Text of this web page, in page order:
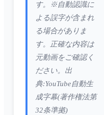
す。※自動認識に
よる誤字が含まれ
る場合がありま
す。正確な内容は
元動画をご確認く
ださい。出
典:YouTube自動生
成字幕(著作権法第
32条準拠)